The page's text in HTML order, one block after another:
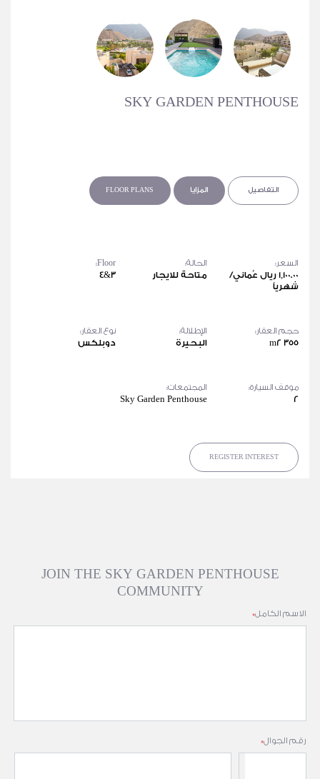
SKY GARDEN PENTHOUSE
التفاصيل المزايا FLOOR PLANS
السعر:
1,100.00 ريال عُماني/
شهرياً
الحالة:
متاحة للايجار
Floor:
3&4
حجم العقار:
355 m2
الإطلالة:
البحيرة
نوع العقار:
دوبلكس
موقف السيارة:
2
المجتمعات:
Sky Garden Penthouse
REGISTER INTEREST
JOIN THE SKY GARDEN PENTHOUSE
COMMUNITY
الاسم الكامل*
رقم الجوال*